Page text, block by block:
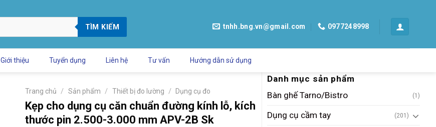
TÌM KIẾM tnhh.bng.vn@gmail.com 0977248998
Giới thiệu Tuyển dụng Liên hệ Tư vấn Hướng dẫn sử dụng
Danh mục sản phẩm
Bàn ghế Tarno/Bistro
(1)
Dụng cụ cầm tay (201)
Trang chủ / Sản phẩm / Thiết bị đo lường / Dụng cụ đo
Kẹp cho dụng cụ căn chuẩn đường kính lỗ, kích
thước pin 2.500-3.000 mm APV-2B Sk